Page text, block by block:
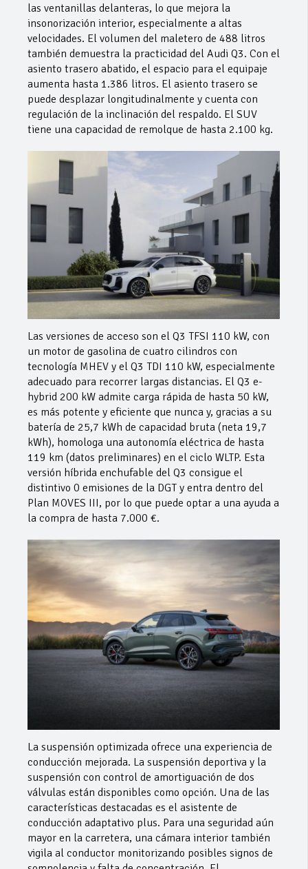
las ventanillas delanteras, lo que mejora la
insonorización interior, especialmente a altas
velocidades. El volumen del maletero de 488 litros
también demuestra la practicidad del Audi Q3. Con el
asiento trasero abatido, el espacio para el equipaje
aumenta hasta 1.386 litros. El asiento trasero se
puede desplazar longitudinalmente y cuenta con
regulación de la inclinación del respaldo. El SUV
tiene una capacidad de remolque de hasta 2.100 kg.
Las versiones de acceso son el Q3 TFSI 110 kW, con
un motor de gasolina de cuatro cilindros con
tecnología MHEV y el Q3 TDI 110 kW, especialmente
adecuado para recorrer largas distancias. El Q3 e-
hybrid 200 kW admite carga rápida de hasta 50 kW,
es más potente y eficiente que nunca y, gracias a su
batería de 25,7 kWh de capacidad bruta (neta 19,7
kWh), homologa una autonomía eléctrica de hasta
119 km (datos preliminares) en el ciclo WLTP. Esta
versión híbrida enchufable del Q3 consigue el
distintivo 0 emisiones de la DGT y entra dentro del
Plan MOVES III, por lo que puede optar a una ayuda a
la compra de hasta 7.000 €.
La suspensión optimizada ofrece una experiencia de
conducción mejorada. La suspensión deportiva y la
suspensión con control de amortiguación de dos
válvulas están disponibles como opción. Una de las
características destacadas es el asistente de
conducción adaptativo plus. Para una seguridad aún
mayor en la carretera, una cámara interior también
vigila al conductor monitorizando posibles signos de